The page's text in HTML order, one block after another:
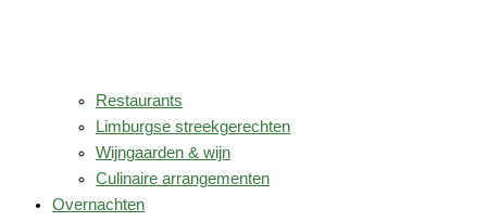
Restaurants
Limburgse streekgerechten
Wijngaarden & wijn
Culinaire arrangementen
Overnachten